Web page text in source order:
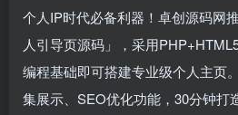
个人IP时代必备利器！卓创源码网
人引导页源码」，采用
编程基础即可搭建专业级个人主页
集展示、SEO优化功能，30分钟打